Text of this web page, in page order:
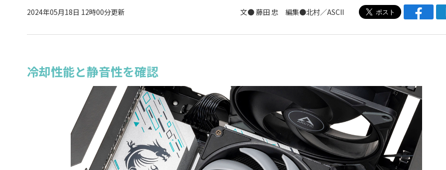
2024年05月18日 12時00分更新 文● 藤田 忠 編集●北村／ASCII
冷却性能と静音性を確認